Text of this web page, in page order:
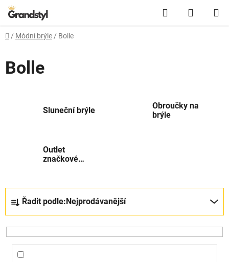
Přejít na obsah Hledat
Domů
/ Módní brýle / Bolle
Bolle
Sluneční brýle
Obroučky na
brýle
Outlet
značkové
Řazení produktů
Řadit podle: Nejprodávanější